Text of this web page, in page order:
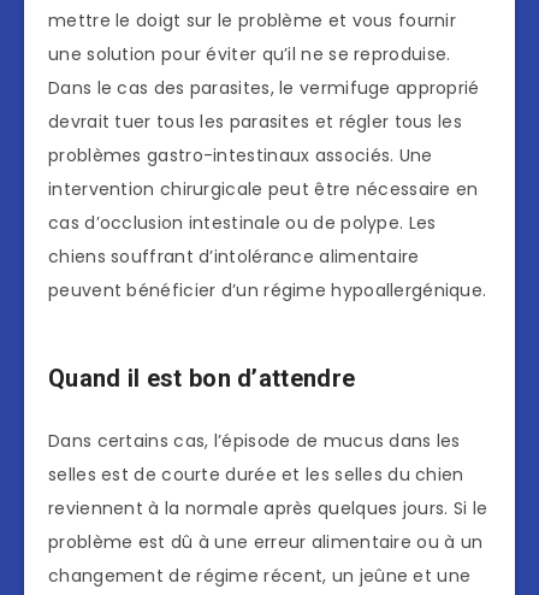
mettre le doigt sur le problème et vous fournir
une solution pour éviter qu’il ne se reproduise.
Dans le cas des parasites, le vermifuge approprié
devrait tuer tous les parasites et régler tous les
problèmes gastro-intestinaux associés. Une
intervention chirurgicale peut être nécessaire en
cas d’occlusion intestinale ou de polype. Les
chiens souffrant d’intolérance alimentaire
peuvent bénéficier d’un régime hypoallergénique.
Quand il est bon d’attendre
Dans certains cas, l’épisode de mucus dans les
selles est de courte durée et les selles du chien
reviennent à la normale après quelques jours. Si le
problème est dû à une erreur alimentaire ou à un
changement de régime récent, un jeûne et une